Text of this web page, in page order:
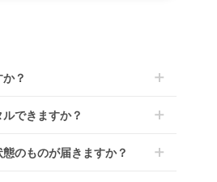
？
ります。
できますか？
のものが届きますか？